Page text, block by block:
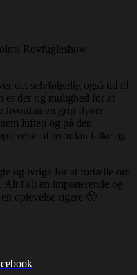
Rovfugleshow
det selvfølgelig også tid til
er der rig mulighed for at
hvordan en grip flyver
luften og på den
af hvordan falke og
og ivrige for at fortælle om
Alt i alt en imponerende og
oplevelse rigere 🙂